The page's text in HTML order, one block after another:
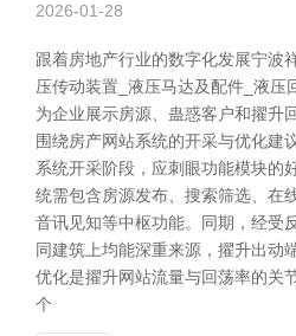
2026-01-28
跟着房地产行业的数字化发展宁波
压传动装置_液压马达及配件_液压
为企业展示房源、蛊惑客户和擢升
围绕房产网站系统的开采与优化建
系统开采阶段，应刺眼功能模块的
统需包含房源发布、搜索筛选、在
音讯见知等中枢功能。同期，经受
同建筑上均能深重来源，擢升出动
优化是擢升网站流量与回荡率的关
个